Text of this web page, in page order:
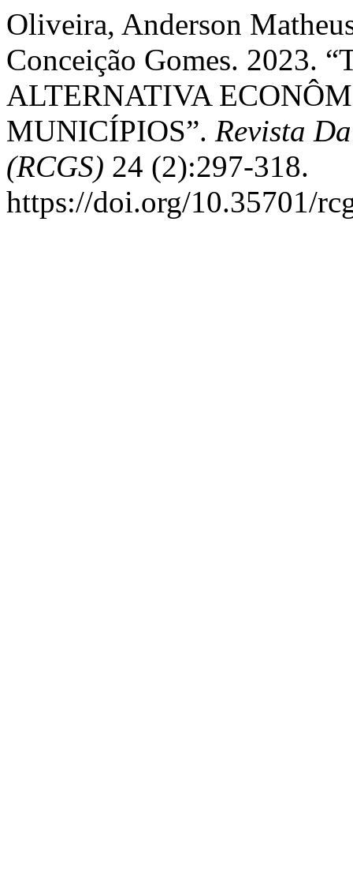
Oliveira, Anderson
Conceição Gomes. 2023.
ALTERNATIVA
MUNICÍPIOS”. Revista
(RCGS) 24 (2):297-318.
https://doi.org/10.35701/